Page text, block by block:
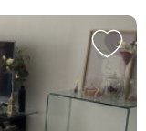
demand area:
m² incl. VAT
license no.:
Île-de-France
Paris